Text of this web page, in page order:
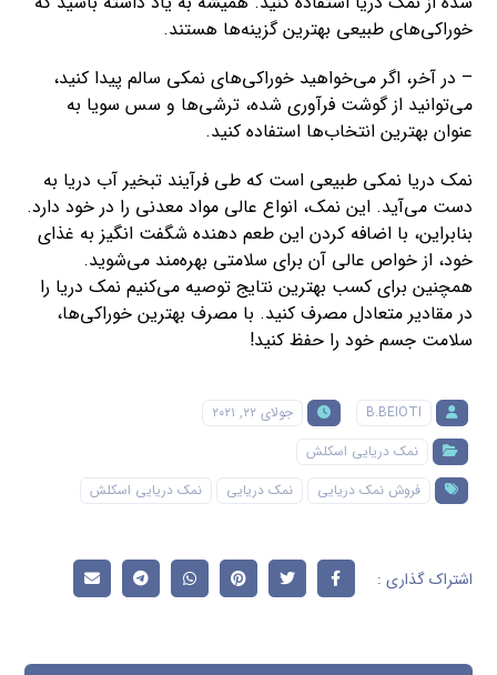
خوراکی‌های طبیعی بهترین گزینه‌ها هستند.
– در آخر، اگر می‌خواهید خوراکی‌های نمکی سالم پیدا کنید،
می‌توانید از گوشت فرآوری شده، ترشی‌ها و سس سویا به
عنوان بهترین انتخاب‌ها استفاده کنید.
نمک دریا نمکی طبیعی است که طی فرآیند تبخیر آب دریا به
دست می‌آید. این نمک، انواع عالی مواد معدنی را در خود دارد.
بنابراین، با اضافه کردن این طعم دهنده شگفت انگیز به غذای
خود، از خواص عالی آن برای سلامتی بهره‌مند می‌شوید.
همچنین برای کسب بهترین نتایج توصیه می‌کنیم نمک دریا را
در مقادیر متعادل مصرف کنید. با مصرف بهترین خوراکی‌ها،
سلامت جسم خود را حفظ کنید!
B.BEIOTI
جولای ۲۲, ۲۰۲۱
نمک دریایی اسکلش
فروش نمک دریایی
نمک دریایی نمک دریایی اسکلش